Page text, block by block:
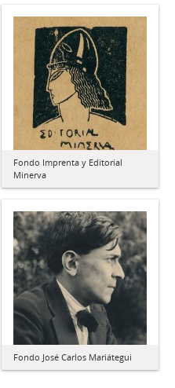
Fondo Imprenta y Editorial
Minerva
Fondo José Carlos Mariátegui